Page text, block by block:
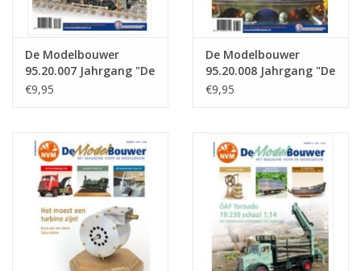
De Modelbouwer
95.20.007 Jahrgang "De
Modelbouwer"
€9,95
De Modelbouwer
95.20.008 Jahrgang "De
Modelbouwer"
€9,95